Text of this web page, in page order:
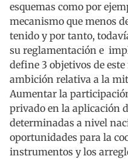
esquemas como por
mecanismo que menos
tenido y por tanto,
su reglamentación e
define 3 objetivos de
ambición relativa a la
Aumentar la
privado en la aplicación
determinadas a nivel
oportunidades para la
instrumentos y los